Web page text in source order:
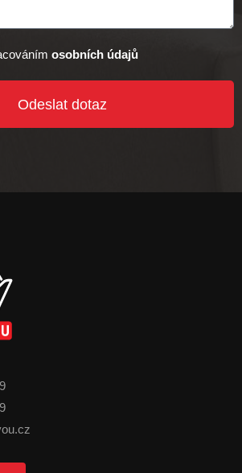
osobních údajů
Odeslat dotaz